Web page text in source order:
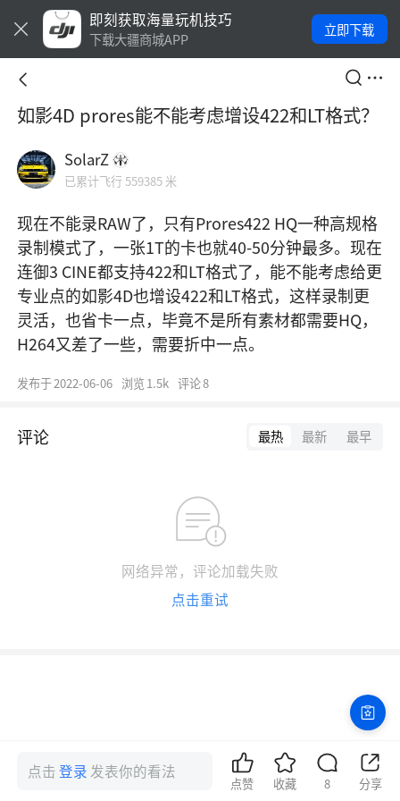
即刻获取海量玩机技巧
下载大疆商城APP
立即下载
如影4D prores能不能考虑增设422和LT格式？
SolarZ
已累计飞行 559385 米
现在不能录RAW了，只有Prores422 HQ一种高规格
录制模式了，一张1T的卡也就40-50分钟最多。现在
连御3 CINE都支持422和LT格式了，能不能考虑给更
专业点的如影4D也增设422和LT格式，这样录制更
灵活，也省卡一点，毕竟不是所有素材都需要HQ，
H264又差了一些，需要折中一点。
发布于2022-06-06 浏览 1.5k 评论8
评论 最热 最新 最早
网络异常，评论加载失败
点击重试
点击登录 发表你的看法
点赞 收藏 8 分享